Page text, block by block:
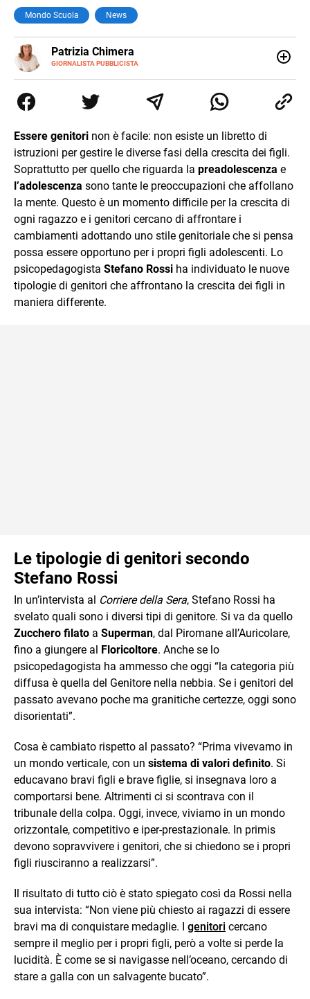
Mondo Scuola News
Patrizia Chimera
GIORNALISTA PUBBLICISTA
E-
MAIL
LINKEDIN
collaborato con grandi gruppi editoriali e agenzie di
comunicazione specializzandosi nella scrittura di articoli
Essere genitori non è facile: non esiste un libretto di
istruzioni per gestire le diverse fasi della crescita dei figli.
Soprattutto per quello che riguarda la preadolescenza e
l’adolescenza sono tante le preoccupazioni che affollano
la mente. Questo è un momento difficile per la crescita di
ogni ragazzo e i genitori cercano di affrontare i
cambiamenti adottando uno stile genitoriale che si pensa
possa essere opportuno per i propri figli adolescenti. Lo
psicopedagogista Stefano Rossi ha individuato le nuove
tipologie di genitori che affrontano la crescita dei figli in
maniera differente.
Le tipologie di genitori secondo
Stefano Rossi
In un’intervista al Corriere della Sera, Stefano Rossi ha
svelato quali sono i diversi tipi di genitore. Si va da quello
Zucchero filato a Superman, dal Piromane all’Auricolare,
fino a giungere al Floricoltore. Anche se lo
psicopedagogista ha ammesso che oggi “la categoria più
diffusa è quella del Genitore nella nebbia. Se i genitori del
passato avevano poche ma granitiche certezze, oggi sono
disorientati”.
Cosa è cambiato rispetto al passato? “Prima vivevamo in
un mondo verticale, con un sistema di valori definito. Si
educavano bravi figli e brave figlie, si insegnava loro a
comportarsi bene. Altrimenti ci si scontrava con il
tribunale della colpa. Oggi, invece, viviamo in un mondo
orizzontale, competitivo e iper-prestazionale. In primis
devono sopravvivere i genitori, che si chiedono se i propri
figli riusciranno a realizzarsi”.
Il risultato di tutto ciò è stato spiegato così da Rossi nella
sua intervista: “Non viene più chiesto ai ragazzi di essere
bravi ma di conquistare medaglie. I genitori cercano
sempre il meglio per i propri figli, però a volte si perde la
lucidità. È come se si navigasse nell’oceano, cercando di
stare a galla con un salvagente bucato”.